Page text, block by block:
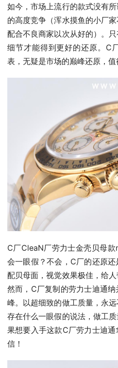
如今，市场上流行的款式没有
的高度竞争（浑水摸鱼的小厂
配合不良商家以次从好的）。
细节才能得到更好的还原。C
表，无疑是市场的巅峰还原，值
C厂CleaN厂劳力士金壳贝母
会一眼假？不会，C厂的还原
配贝母面，视觉效果极佳，给人
然而，C厂复制的劳力士迪通
峰。以超细致的做工质量，永
存在什么一眼假的说法，做工
果想要入手这款C厂劳力士迪
信！